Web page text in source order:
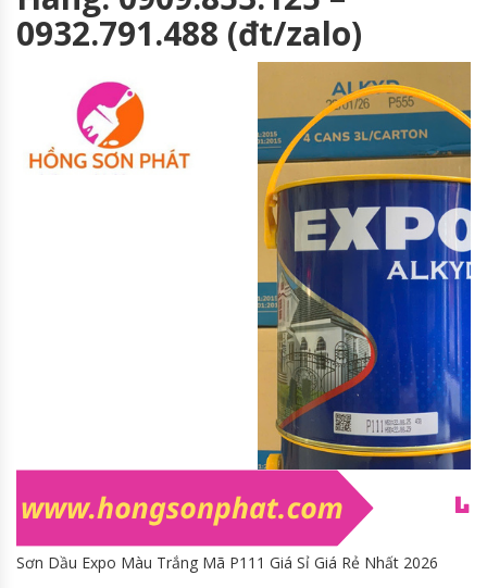
0932.791.488 (đt/zalo)
Sơn Dầu Expo Màu Trắng Mã P111 Giá Sỉ Giá Rẻ Nhất 2026